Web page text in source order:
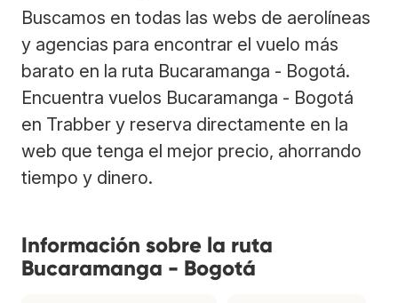
Buscamos en todas las webs de aerolíneas
y agencias para encontrar el vuelo más
barato en la ruta Bucaramanga - Bogotá.
Encuentra vuelos Bucaramanga - Bogotá
en Trabber y reserva directamente en la
web que tenga el mejor precio, ahorrando
tiempo y dinero.
Información sobre la ruta
Bucaramanga - Bogotá